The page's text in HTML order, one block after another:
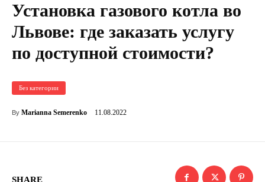
Установка газового котла во
Львове: где заказать услугу
по доступной стоимости?
Без категории
By Marianna Semerenko 11.08.2022
SHARE